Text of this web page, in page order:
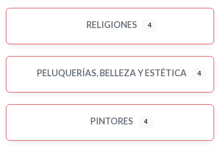
RELIGIONES 4
PELUQUERÍAS, BELLEZA Y ESTÉTICA 4
PINTORES 4